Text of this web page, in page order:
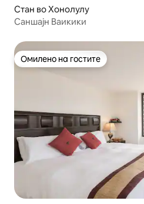
Стан во Хонолулу
Саншајн Ваикики
Омилено на гостите
Омилено на гостите